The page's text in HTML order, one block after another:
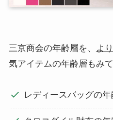
三京商会の年齢層を、 よ
気アイテムの年齢層もみ
レディースバッグの年